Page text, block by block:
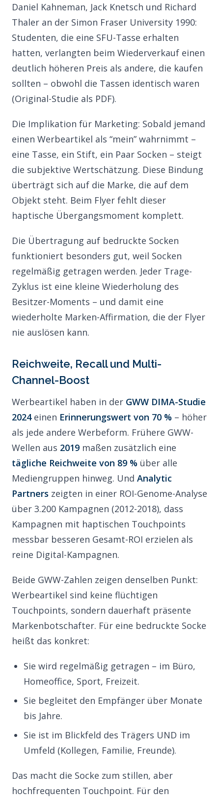
Daniel Kahneman, Jack Knetsch und Richard
Thaler an der Simon Fraser University 1990:
Studenten, die eine SFU-Tasse erhalten
hatten, verlangten beim Wiederverkauf einen
deutlich höheren Preis als andere, die kaufen
sollten – obwohl die Tassen identisch waren
(Original-Studie als PDF).
Die Implikation für Marketing: Sobald jemand
einen Werbeartikel als “mein” wahrnimmt –
eine Tasse, ein Stift, ein Paar Socken – steigt
die subjektive Wertschätzung. Diese Bindung
überträgt sich auf die Marke, die auf dem
Objekt steht. Beim Flyer fehlt dieser
haptische Übergangsmoment komplett.
Die Übertragung auf bedruckte Socken
funktioniert besonders gut, weil Socken
regelmäßig getragen werden. Jeder Trage-
Zyklus ist eine kleine Wiederholung des
Besitzer-Moments – und damit eine
wiederholte Marken-Affirmation, die der Flyer
nie auslösen kann.
Reichweite, Recall und Multi-
Channel-Boost
Werbeartikel haben in der GWW DIMA-Studie
2024einen Erinnerungswert von 70 % – höher
als jede andere Werbeform. Frühere GWW-
Wellen aus 2019 maßen zusätzlich eine
tägliche Reichweite von 89 % über alle
Mediengruppen hinweg. Und Analytic
Partners zeigten in einer ROI-Genome-Analyse
über 3.200 Kampagnen (2012-2018), dass
Kampagnen mit haptischen Touchpoints
messbar besseren Gesamt-ROI erzielen als
reine Digital-Kampagnen.
Beide GWW-Zahlen zeigen denselben Punkt:
Werbeartikel sind keine flüchtigen
Touchpoints, sondern dauerhaft präsente
Markenbotschafter. Für eine bedruckte Socke
heißt das konkret:
Sie wird regelmäßig getragen – im Büro,
Homeoffice, Sport, Freizeit.
Sie begleitet den Empfänger über Monate
bis Jahre.
Sie ist im Blickfeld des Trägers UND im
Umfeld (Kollegen, Familie, Freunde).
Das macht die Socke zum stillen, aber
hochfrequenten Touchpoint. Für den